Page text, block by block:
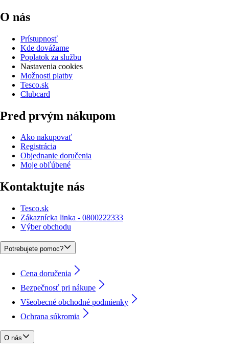
O nás
Prístupnosť
Kde dovážame
Poplatok za službu
Nastavenia cookies
Možnosti platby
Tesco.sk
Clubcard
Pred prvým nákupom
Ako nakupovať
Registrácia
Objednanie doručenia
Moje obľúbené
Kontaktujte nás
Tesco.sk
Zákaznícka linka - 0800222333
Výber obchodu
Potrebujete pomoc?
Cena doručenia
Bezpečnosť pri nákupe
Všeobecné obchodné podmienky
Ochrana súkromia
O nás